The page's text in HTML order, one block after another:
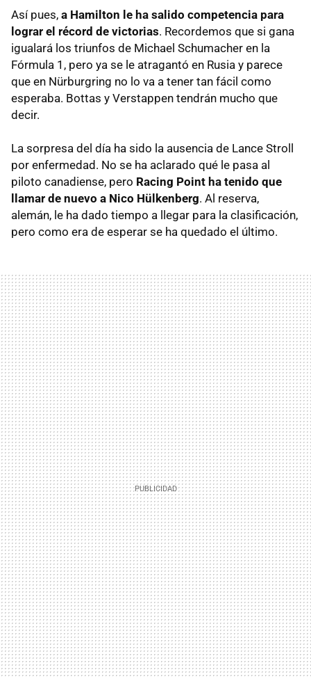
Así pues, a Hamilton le ha salido competencia para
lograr el récord de victorias. Recordemos que si gana
igualará los triunfos de Michael Schumacher en la
Fórmula 1, pero ya se le atragantó en Rusia y parece
que en Nürburgring no lo va a tener tan fácil como
esperaba. Bottas y Verstappen tendrán mucho que
decir.
La sorpresa del día ha sido la ausencia de Lance Stroll
por enfermedad. No se ha aclarado qué le pasa al
piloto canadiense, pero Racing Point ha tenido que
llamar de nuevo a Nico Hülkenberg. Al reserva,
alemán, le ha dado tiempo a llegar para la clasificación,
pero como era de esperar se ha quedado el último.